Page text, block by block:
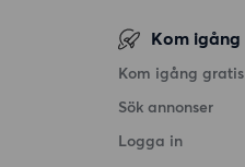
Kom igång
Kom igång gratis
Sök annonser
Logga in